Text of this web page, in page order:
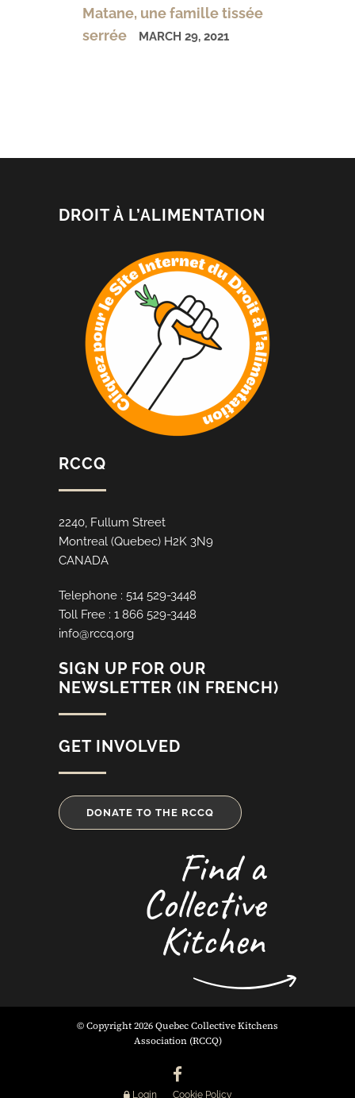
Matane, une famille tissée
serrée
MARCH 29, 2021
DROIT À L’ALIMENTATION
RCCQ
2240, Fullum Street
Montreal (Quebec) H2K 3N9
CANADA
Telephone : 514 529-3448
Toll Free : 1 866 529-3448
info@rccq.org
SIGN UP FOR OUR
NEWSLETTER (IN FRENCH)
GET INVOLVED
DONATE TO THE RCCQ
Find a
Collective
Kitchen
© Copyright 2026 Quebec Collective Kitchens
Association (RCCQ)
Login Cookie Policy